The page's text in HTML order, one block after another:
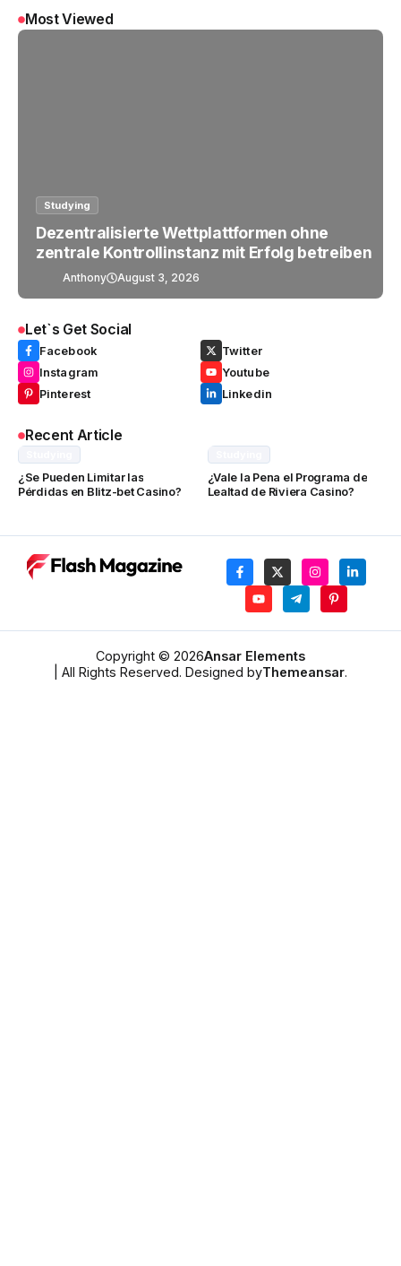
Most Viewed
Studying
Dezentralisierte Wettplattformen ohne
zentrale Kontrollinstanz mit Erfolg betreiben
Anthony August 3, 2026
Let`s Get Social
Facebook
Twitter
Instagram
Youtube
Pinterest
Linkedin
Recent Article
¿Se Pueden Limitar las
Pérdidas en Blitz-bet Casino?
¿Vale la Pena el Programa de
Lealtad de Riviera Casino?
Copyright © 2026Ansar Elements
| All Rights Reserved. Designed byThemeansar.